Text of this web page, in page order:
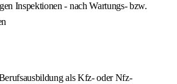
Inspektionen - nach Wartungs- bzw.
als Kfz- oder Nfz-